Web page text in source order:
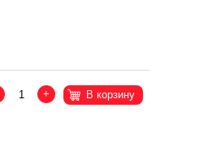
+ В корзину